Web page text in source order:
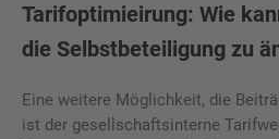
Tarifoptimieirung: Wie
die Selbstbeteiligung zu
Eine weitere Möglichkeit, die
ist der gesellschaftsinterne